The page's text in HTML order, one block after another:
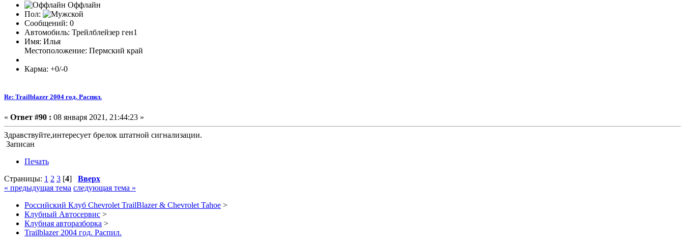
Оффлайн
Пол:
Сообщений: 0
Автомобиль: Трейлблейзер ген1
Имя: Илья
Местоположение: Пермский край
Карма: +0/-0
Re: Trailblazer 2004 год. Распил.
« Ответ #90 : 08 января 2021, 21:44:23 »
Здравствуйте,интересует брелок штатной сигнализации.
Записан
Печать
Страницы: 1 2 3 [4] Вверх
« предыдущая тема следующая тема »
Российский Клуб Chevrolet TrailBlazer & Chevrolet Tahoe >
Клубный Автосервис >
Клубная авторазборка >
Trailblazer 2004 год. Распил.